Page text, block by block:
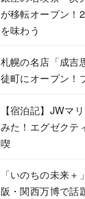
が移転オープン！
を味わう
札幌の名店「成吉
徒町にオープン！
【宿泊記】JWマ
みた！エグゼクテ
喫
「いのちの未来
阪・関西万博で話